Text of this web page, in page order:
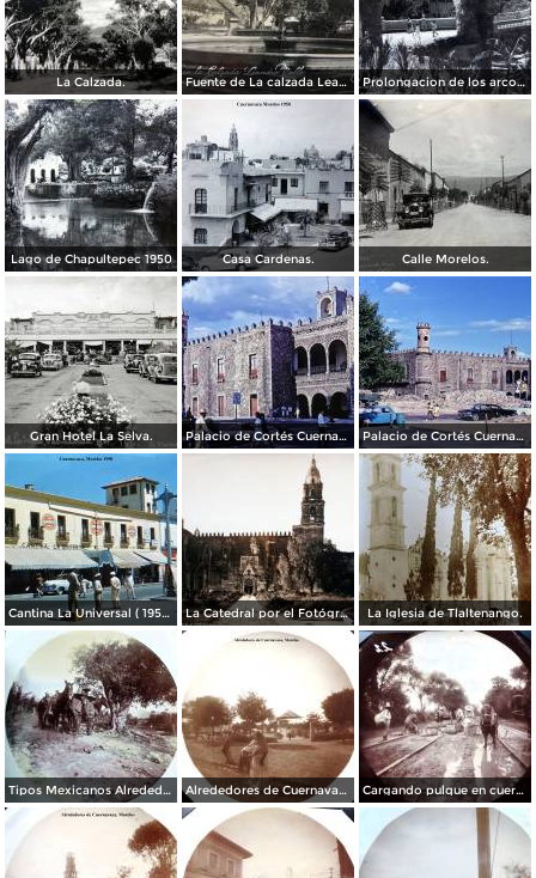
La Calzada. Fuente de La calzada Leandro Valle. Prolongacion de los arcos de Guadalupe.
Lago de Chapultepec 1950 Casa Cardenas. Calle Morelos.
Gran Hotel La Selva. Palacio de Cortés Cuernavaca Morelos 1967 Palacio de Cortés Cuernavaca Morelos 1967
Cantina La Universal ( 1950 ). La Catedral por el Fotógrafo Hugo Brehme. La Iglesia de Tlaltenango.
Tipos Mexicanos Alrededores de Cuernavaca Morelos.. Alrededores de Cuernavaca Morelos. Cargando pulque en cueros de puerco Alrededores de Cuernavaca Morelos.